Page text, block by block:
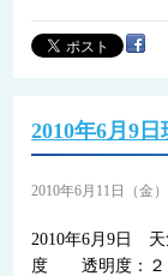
2010年6月9
2010年6月11日（金）
2010年6月9日
度 透明度：２